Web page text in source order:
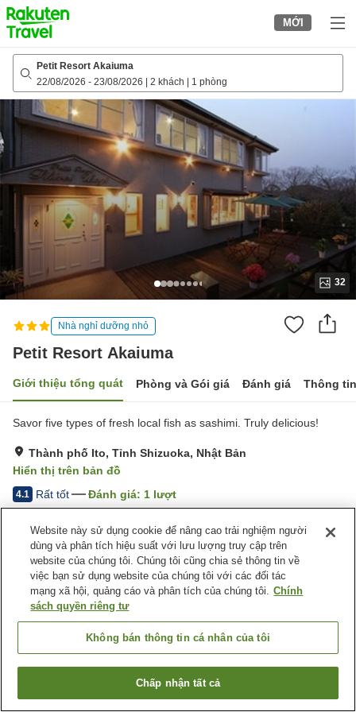
to
top
page
MỚI
Petit Resort Akaiuma
22/08/2026 - 23/08/2026 2 khách 1 phòng
32
Nhà nghỉ dưỡng nhỏ
Petit Resort Akaiuma
Giới thiệu tổng quát Phòng và Gói giá Đánh giá Thông
Savor five types of fresh local fish as sashimi. Truly delicious!
Thành phố Ito, Tỉnh Shizuoka, Nhật Bản
Hiển thị trên bản đồ
4.1 Rất tốt Đánh giá: 1 lượt
Tiện nghi chỗ nghỉ
Bãi đỗ xe
Nhà hàng
Nhà Tắm Lộ Thiên (Có
Nước Nóng)
Nhà Tắm Công Cộng (Có
nước nóng)
Nhật Bản Tỉnh Shizuoka
Thành phố Ito
Petit Resort Akaiuma
Tìm phòng trống
Website này sử dụng cookie để nâng cao trải nghiệm người
dùng và phân tích hiệu suất với lưu lượng truy cập trên
website của chúng tôi. Chúng tôi cũng chia sẻ thông tin về
việc bạn sử dụng website của chúng tôi với các đối tác
mạng xã hội, quảng cáo và phân tích của chúng tôi. Chính
sách quyền riêng tư
Không bán thông tin cá nhân của tôi
Chấp nhận tất cả